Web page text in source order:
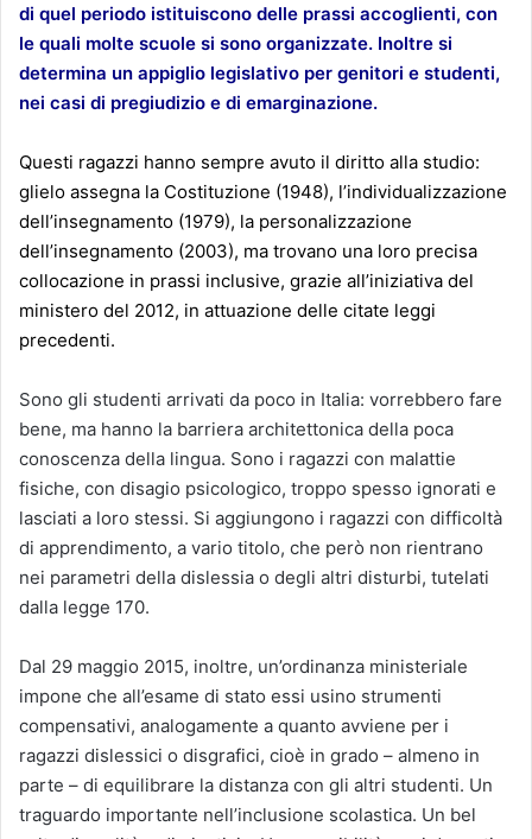
di quel periodo istituiscono delle prassi accoglienti, con
le quali molte scuole si sono organizzate. Inoltre si
determina un appiglio legislativo per genitori e studenti,
nei casi di pregiudizio e di emarginazione.
Questi ragazzi hanno sempre avuto il diritto alla studio:
glielo assegna la Costituzione (1948), l’individualizzazione
dell’insegnamento (1979), la personalizzazione
dell’insegnamento (2003), ma trovano una loro precisa
collocazione in prassi inclusive, grazie all’iniziativa del
ministero del 2012, in attuazione delle citate leggi
precedenti.
Sono gli studenti arrivati da poco in Italia: vorrebbero fare
bene, ma hanno la barriera architettonica della poca
conoscenza della lingua. Sono i ragazzi con malattie
fisiche, con disagio psicologico, troppo spesso ignorati e
lasciati a loro stessi. Si aggiungono i ragazzi con difficoltà
di apprendimento, a vario titolo, che però non rientrano
nei parametri della dislessia o degli altri disturbi, tutelati
dalla legge 170.
Dal 29 maggio 2015, inoltre, un’ordinanza ministeriale
impone che all’esame di stato essi usino strumenti
compensativi, analogamente a quanto avviene per i
ragazzi dislessici o disgrafici, cioè in grado – almeno in
parte – di equilibrare la distanza con gli altri studenti. Un
traguardo importante nell’inclusione scolastica. Un bel